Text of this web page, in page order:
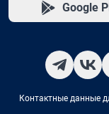
Google
Контактные данные